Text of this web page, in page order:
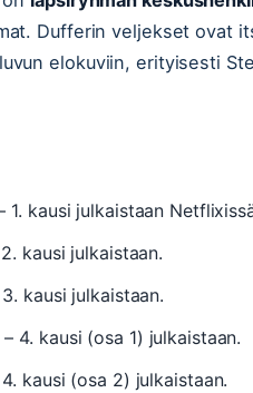
Dufferin veljekset ovat
elokuviin, erityisesti
1. kausi julkaistaan
kausi julkaistaan.
kausi julkaistaan.
– 4. kausi (osa 1) julkaistaan.
kausi (osa 2) julkaistaan.